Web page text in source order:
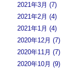
2021年3月 (7)
2021年2月 (4)
2021年1月 (4)
2020年12月 (7)
2020年11月 (7)
2020年10月 (9)